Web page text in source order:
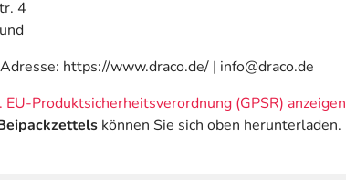
4
https://www.draco.de/ | info@draco.de
EU-Produktsicherheitsverordnung (GPSR) anzeigen
können Sie sich oben herunterladen.